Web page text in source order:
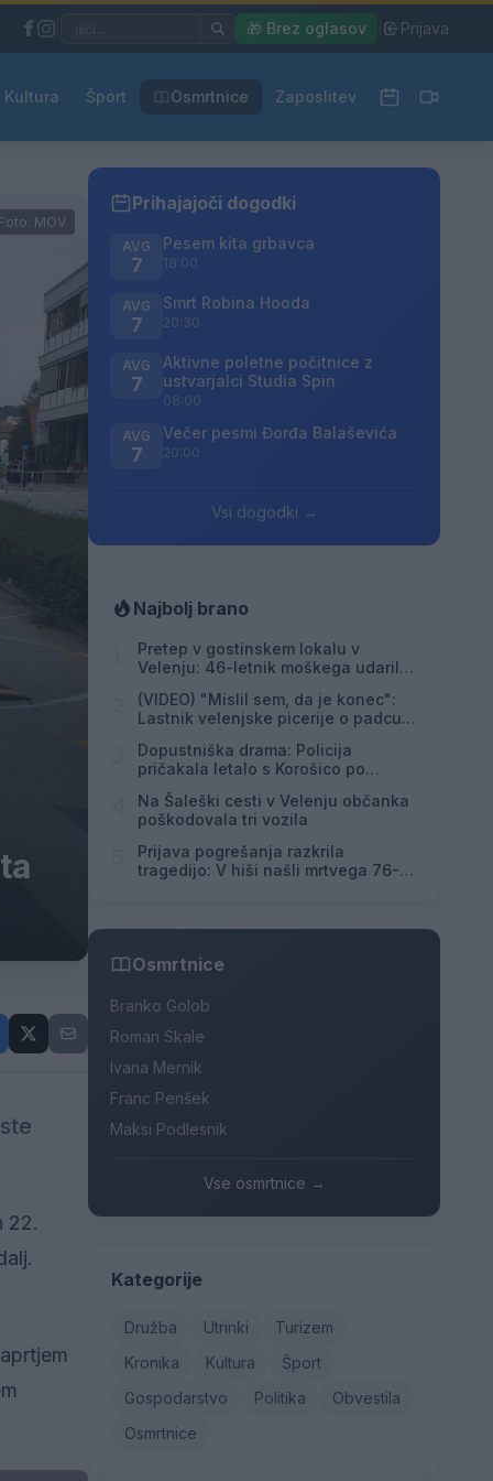
🎁 Brez oglasov Prijava
Kultura Šport Osmrtnice Zaposlitev
Foto: MOV
22.
Prihajajoči dogodki
AVG
7
Pesem kita grbavca
18:00
AVG
7
Smrt Robina Hooda
20:30
AVG
7
Aktivne poletne počitnice z
ustvarjalci Studia Spin
08:00
AVG
7
Večer pesmi Đorđa Balaševića
20:00
Vsi dogodki →
Najbolj brano
Pretep v gostinskem lokalu v
Velenju: 46-letnik moškega udaril s
(VIDEO) "Mislil sem, da je konec":
Lastnik velenjske picerije o padcu s
Dopustniška drama: Policija
pričakala letalo s Korošico po
Na Šaleški cesti v Velenju občanka
poškodovala tri vozila
Prijava pogrešanja razkrila
tragedijo: V hiši našli mrtvega 76-
Osmrtnice
Branko Golob
Roman Skale
Ivana Mernik
Franc Penšek
Maksi Podlesnik
Vse osmrtnice →
Kategorije
Družba Utrinki
Turizem
Kronika
Kultura
Šport
Gospodarstvo
Politika
Obvestila
Osmrtnice